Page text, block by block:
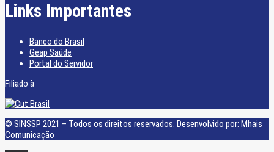
Links Importantes
Banco do Brasil
Geap Saúde
Portal do Servidor
Filiado à
© SINSSP 2021 – Todos os direitos reservados. Desenvolvido por: Mhais
Comunicação